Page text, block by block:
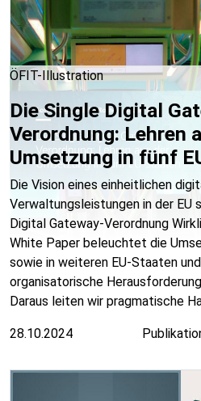
ÖFIT-Illustration
Die Single Digital
Verordnung: Lehren
Umsetzung in fünf
Die Vision eines einheitlichen
Verwaltungsleistungen in der EU
Digital Gateway-Verordnung
White Paper beleuchtet die
sowie in weiteren EU-Staaten
organisatorische
Daraus leiten wir pragmatische
28.10.2024